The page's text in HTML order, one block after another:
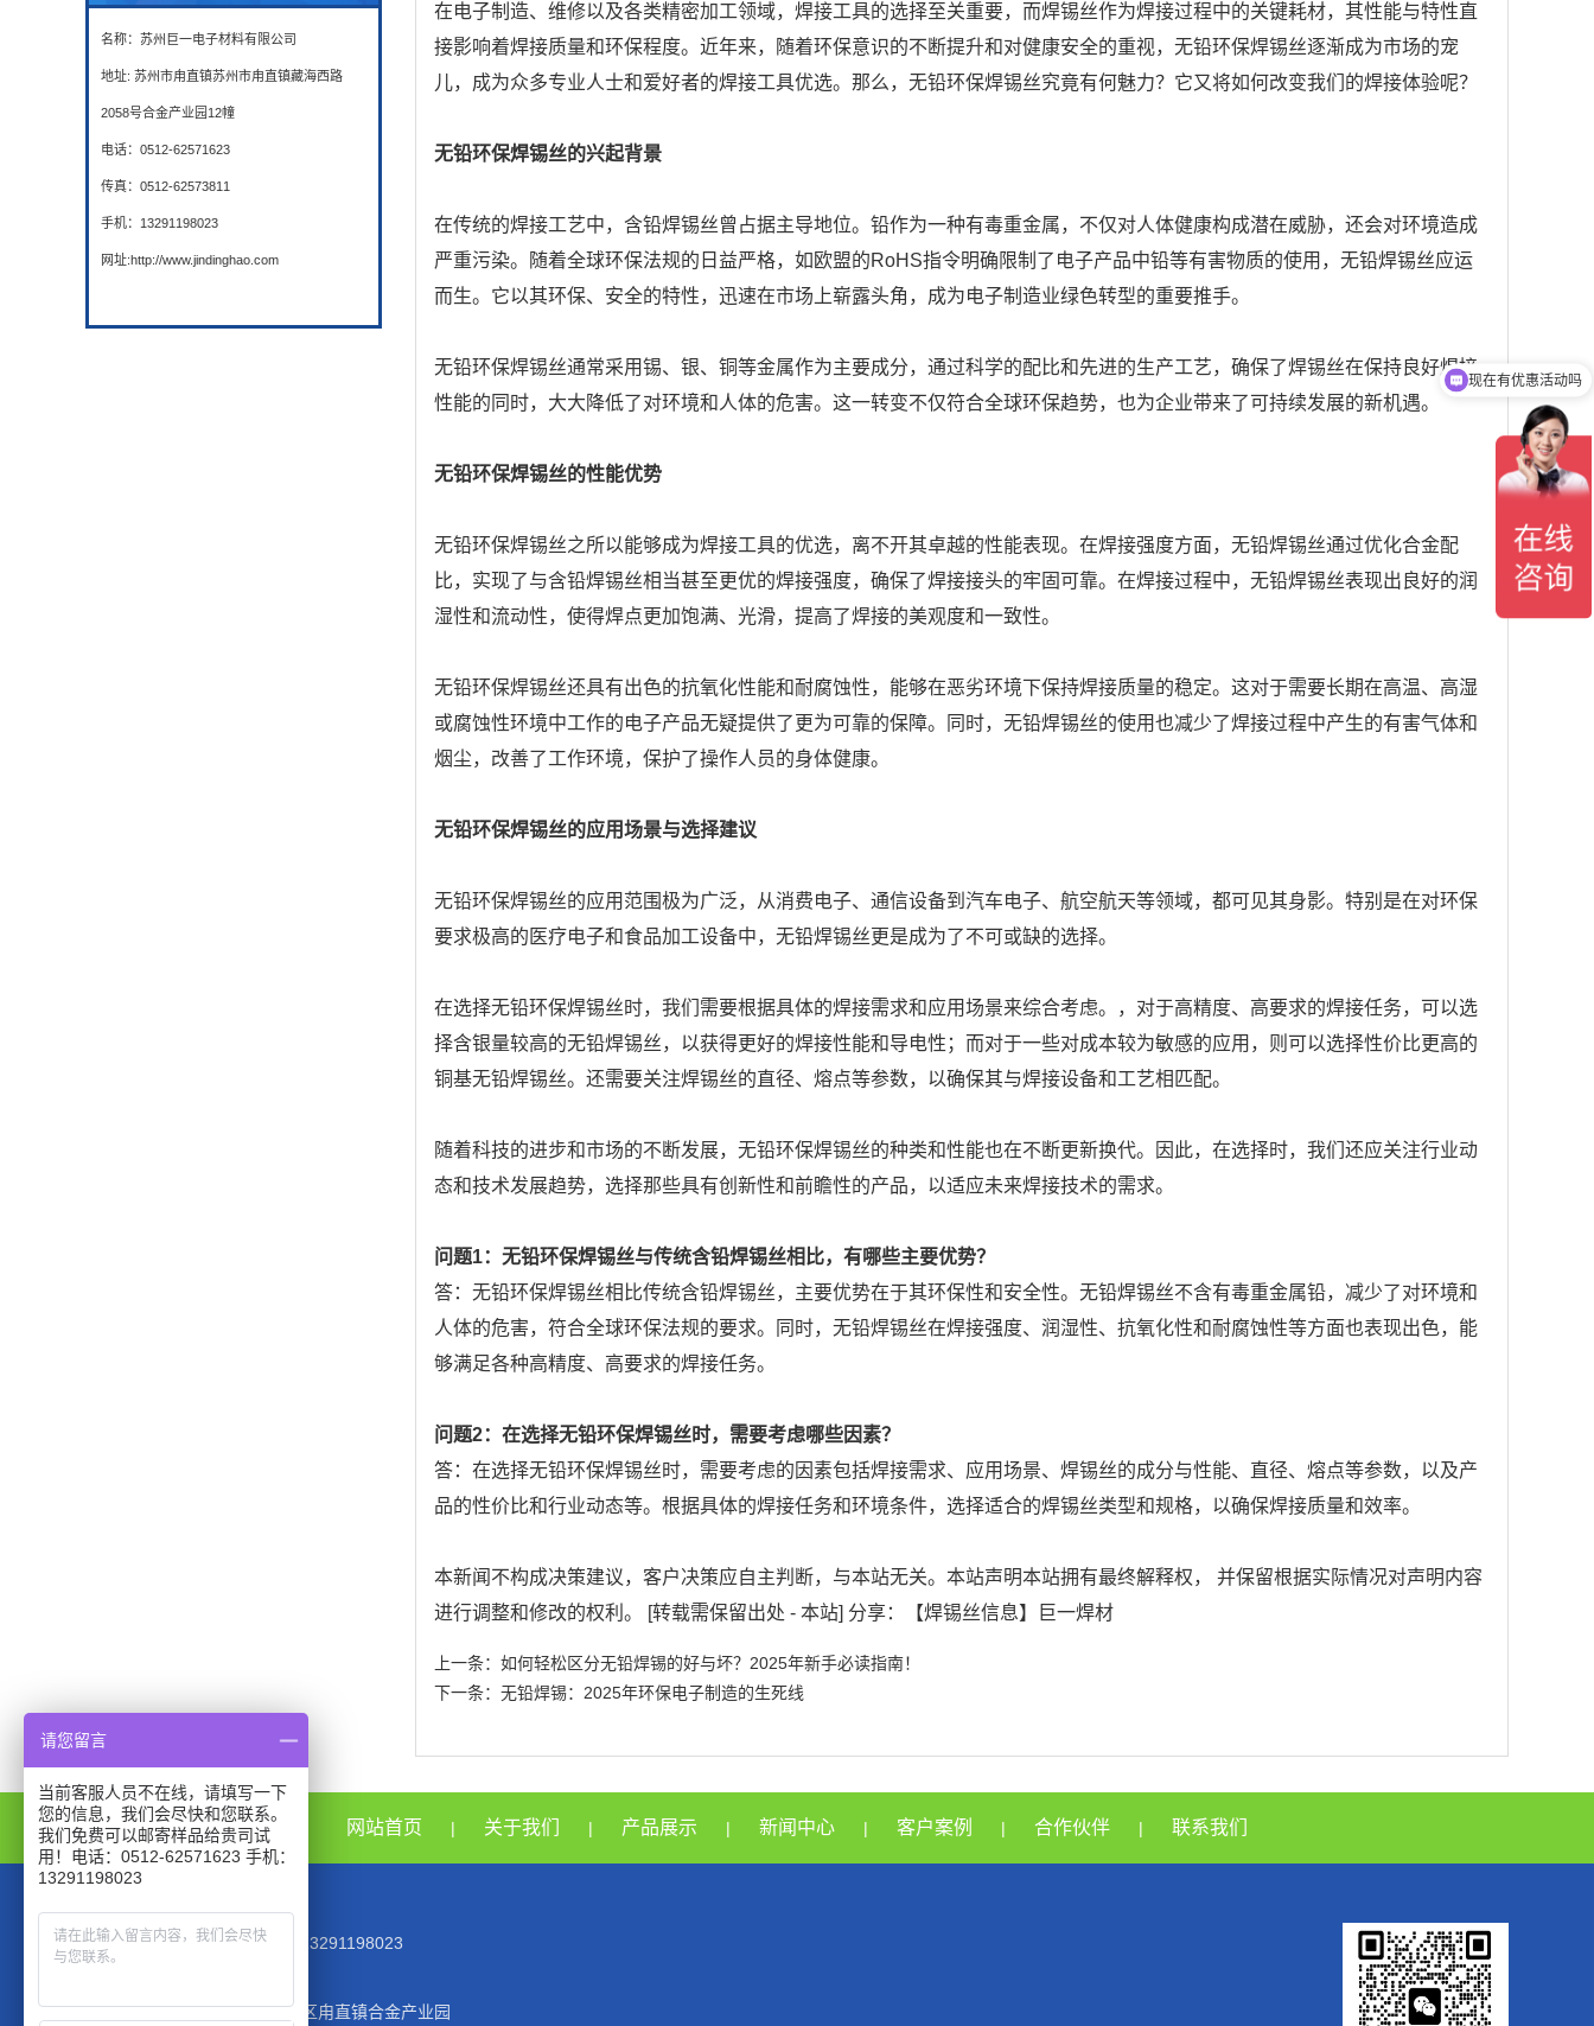
名称：苏州巨一电子材料有限公司
地址: 苏州市甪直镇苏州市甪直镇藏海西路
2058号合金产业园12幢
电话：0512-62571623
传真：0512-62573811
手机：13291198023
网址:http://www.jindinghao.com
在电子制造、维修以及各类精密加工领域，焊接工具的选择至关重要，而焊锡丝作为焊接过程中的关键耗材，其性能与特性直
接影响着焊接质量和环保程度。近年来，随着环保意识的不断提升和对健康安全的重视，无铅环保焊锡丝逐渐成为市场的宠
儿，成为众多专业人士和爱好者的焊接工具优选。那么，无铅环保焊锡丝究竟有何魅力？它又将如何改变我们的焊接体验呢？
无铅环保焊锡丝的兴起背景
在传统的焊接工艺中，含铅焊锡丝曾占据主导地位。铅作为一种有毒重金属，不仅对人体健康构成潜在威胁，还会对环境造成
严重污染。随着全球环保法规的日益严格，如欧盟的RoHS指令明确限制了电子产品中铅等有害物质的使用，无铅焊锡丝应运
而生。它以其环保、安全的特性，迅速在市场上崭露头角，成为电子制造业绿色转型的重要推手。
无铅环保焊锡丝通常采用锡、银、铜等金属作为主要成分，通过科学的配比和先进的生产工艺，确保了焊锡丝在保持良好焊接
性能的同时，大大降低了对环境和人体的危害。这一转变不仅符合全球环保趋势，也为企业带来了可持续发展的新机遇。
无铅环保焊锡丝的性能优势
无铅环保焊锡丝之所以能够成为焊接工具的优选，离不开其卓越的性能表现。在焊接强度方面，无铅焊锡丝通过优化合金配
比，实现了与含铅焊锡丝相当甚至更优的焊接强度，确保了焊接接头的牢固可靠。在焊接过程中，无铅焊锡丝表现出良好的润
湿性和流动性，使得焊点更加饱满、光滑，提高了焊接的美观度和一致性。
无铅环保焊锡丝还具有出色的抗氧化性能和耐腐蚀性，能够在恶劣环境下保持焊接质量的稳定。这对于需要长期在高温、高湿
或腐蚀性环境中工作的电子产品无疑提供了更为可靠的保障。同时，无铅焊锡丝的使用也减少了焊接过程中产生的有害气体和
烟尘，改善了工作环境，保护了操作人员的身体健康。
无铅环保焊锡丝的应用场景与选择建议
无铅环保焊锡丝的应用范围极为广泛，从消费电子、通信设备到汽车电子、航空航天等领域，都可见其身影。特别是在对环保
要求极高的医疗电子和食品加工设备中，无铅焊锡丝更是成为了不可或缺的选择。
在选择无铅环保焊锡丝时，我们需要根据具体的焊接需求和应用场景来综合考虑。，对于高精度、高要求的焊接任务，可以选
择含银量较高的无铅焊锡丝，以获得更好的焊接性能和导电性；而对于一些对成本较为敏感的应用，则可以选择性价比更高的
铜基无铅焊锡丝。还需要关注焊锡丝的直径、熔点等参数，以确保其与焊接设备和工艺相匹配。
随着科技的进步和市场的不断发展，无铅环保焊锡丝的种类和性能也在不断更新换代。因此，在选择时，我们还应关注行业动
态和技术发展趋势，选择那些具有创新性和前瞻性的产品，以适应未来焊接技术的需求。
问题1：无铅环保焊锡丝与传统含铅焊锡丝相比，有哪些主要优势？
答：无铅环保焊锡丝相比传统含铅焊锡丝，主要优势在于其环保性和安全性。无铅焊锡丝不含有毒重金属铅，减少了对环境和
人体的危害，符合全球环保法规的要求。同时，无铅焊锡丝在焊接强度、润湿性、抗氧化性和耐腐蚀性等方面也表现出色，能
够满足各种高精度、高要求的焊接任务。
问题2：在选择无铅环保焊锡丝时，需要考虑哪些因素？
答：在选择无铅环保焊锡丝时，需要考虑的因素包括焊接需求、应用场景、焊锡丝的成分与性能、直径、熔点等参数，以及产
品的性价比和行业动态等。根据具体的焊接任务和环境条件，选择适合的焊锡丝类型和规格，以确保焊接质量和效率。
本新闻不构成决策建议，客户决策应自主判断，与本站无关。本站声明本站拥有最终解释权， 并保留根据实际情况对声明内容
进行调整和修改的权利。 [转载需保留出处 - 本站] 分享：【焊锡丝信息】巨一焊材
上一条： 如何轻松区分无铅焊锡的好与坏？2025年新手必读指南！
下一条： 无铅焊锡：2025年环保电子制造的生死线
网站首页 | 关于我们 | 产品展示 | 新闻中心 | 客户案例 | 合作伙伴 | 联系我们
TEL：0512-62571623 MOB:13291198023
公司地址：江苏省苏州市吴中区甪直镇合金产业园
可以介绍下你们的产品么?
请您留言
当前客服人员不在线，请填写一下
您的信息，我们会尽快和您联系。
我们免费可以邮寄样品给贵司试
用！电话：0512-62571623 手机：
13291198023